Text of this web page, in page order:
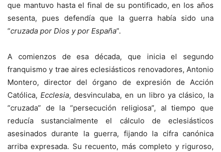
que mantuvo hasta el final de su pontificado, en los años
sesenta, pues defendía que la guerra había sido una
“cruzada por Dios y por España”.
A comienzos de esa década, que inicia el segundo
franquismo y trae aires eclesiásticos renovadores, Antonio
Montero, director del órgano de expresión de Acción
Católica,Ecclesia, desvinculaba, en un libro ya clásico, la
“cruzada” de la “persecución religiosa”, al tiempo que
reducía sustancialmente el cálculo de eclesiásticos
asesinados durante la guerra, fijando la cifra canónica
arriba expresada. Su recuento, más completo y riguroso,